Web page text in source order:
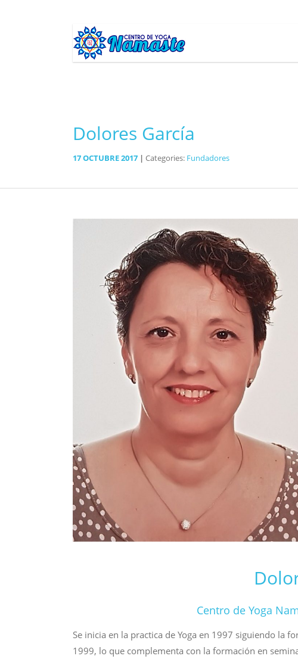
Dolores García
17OCTUBRE2017 Categories: Fundadores
Centro de Yoga
Se inicia en la practica de Yoga en 1997 siguiendo la
1999, lo que complementa con la formación en